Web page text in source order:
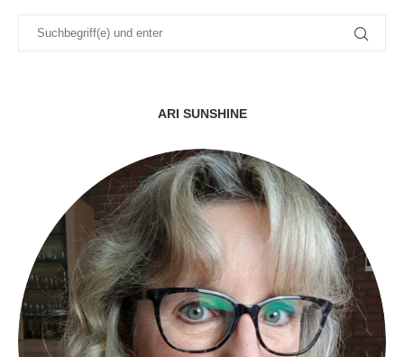
ARI SUNSHINE